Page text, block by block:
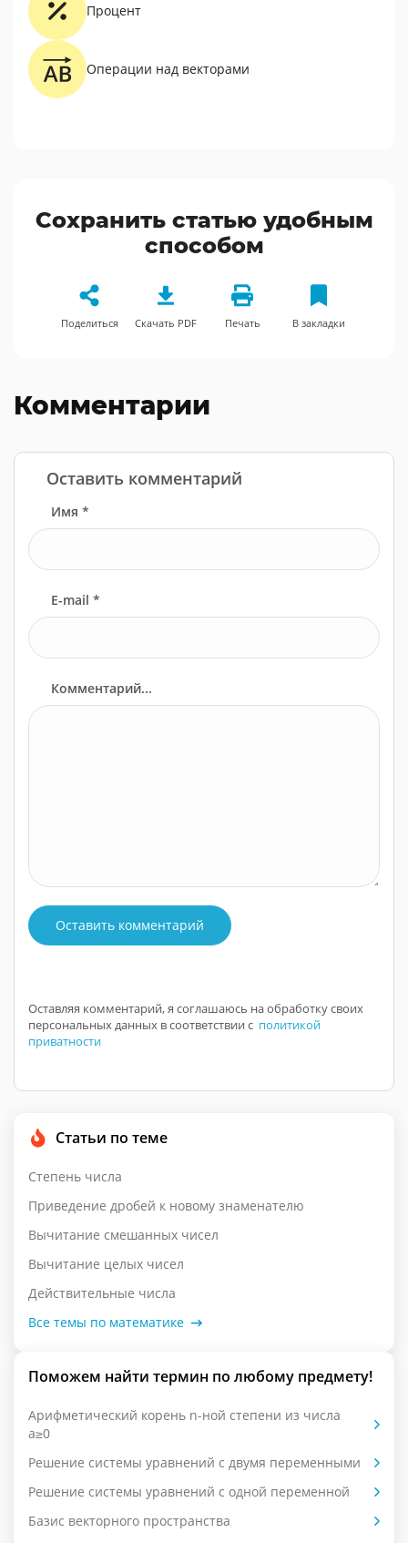
Процент
Операции над векторами
Сохранить статью удобным
способом
Поделиться Скачать PDF Печать В закладки
Комментарии
Оставить комментарий
Имя *
E-mail *
Комментарий...
Оставить комментарий
Оставляя комментарий, я соглашаюсь на обработку своих
персональных данных в соответствии с политикой
приватности
Статьи по теме
Степень числа
Приведение дробей к новому знаменателю
Вычитание смешанных чисел
Вычитание целых чисел
Действительные числа
Все темы по математике
Поможем найти термин по любому предмету!
Арифметический корень n-ной степени из числа
a≥0
Решение системы уравнений с двумя переменными
Решение системы уравнений с одной переменной
Базис векторного пространства